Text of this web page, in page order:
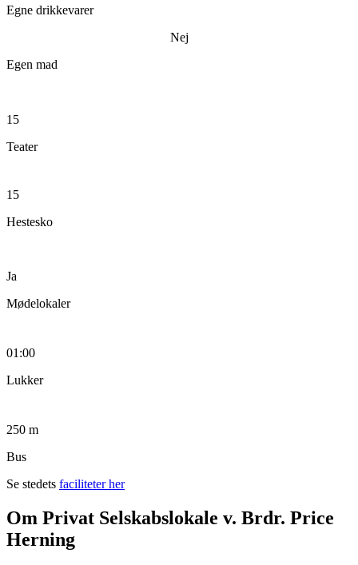
Egne drikkevarer
Nej
Egen mad
15
Teater
15
Hestesko
Ja
Mødelokaler
01:00
Lukker
250 m
Bus
Se stedets faciliteter her
Om Privat Selskabslokale v. Brdr. Price
Herning